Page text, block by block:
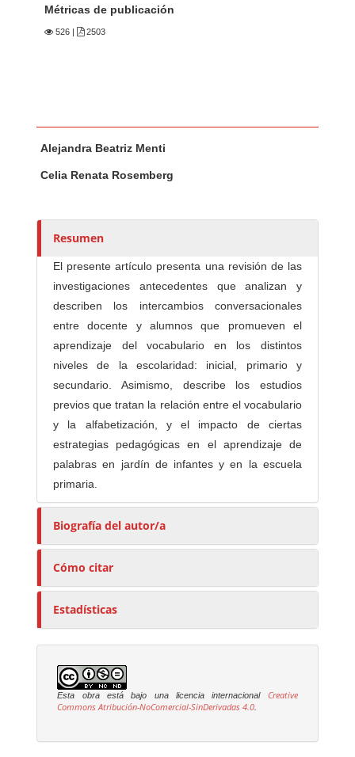
Métricas de publicación
526 2503
u
t
Alejandra Beatriz Menti
Celia Renata Rosemberg
Resumen
El presente artículo presenta una revisión de las
investigaciones antecedentes que analizan y
describen los intercambios conversacionales
entre docente y alumnos que promueven el
aprendizaje del vocabulario en los distintos
niveles de la escolaridad: inicial, primario y
secundario. Asimismo, describe los estudios
previos que tratan la relación entre el vocabulario
y la alfabetización, y el impacto de ciertas
estrategias pedagógicas en el aprendizaje de
palabras en jardín de infantes y en la escuela
primaria.
Biografía del autor/a
Cómo citar
Estadísticas
Esta obra está bajo una licencia internacional
Creative
Commons Atribución-NoComercial-SinDerivadas 4.0.